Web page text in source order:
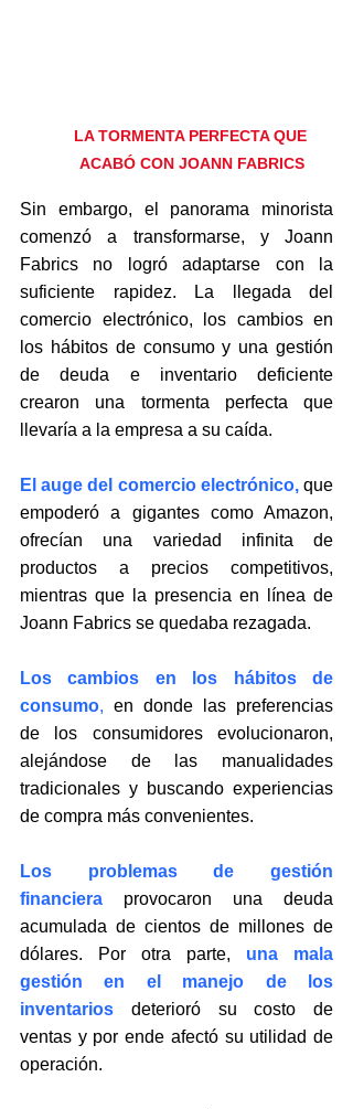
LA TORMENTA PERFECTA QUE
ACABÓ CON JOANN FABRICS
Sin embargo, el panorama minorista
comenzó a transformarse, y Joann
Fabrics no logró adaptarse con la
suficiente rapidez. La llegada del
comercio electrónico, los cambios en
los hábitos de consumo y una gestión
de deuda e inventario deficiente
crearon una tormenta perfecta que
llevaría a la empresa a su caída.
El auge del comercio electrónico, que
empoderó a gigantes como Amazon,
ofrecían una variedad infinita de
productos a precios competitivos,
mientras que la presencia en línea de
Joann Fabrics se quedaba rezagada.
Los cambios en los hábitos de
consumo, en donde las preferencias
de los consumidores evolucionaron,
alejándose de las manualidades
tradicionales y buscando experiencias
de compra más convenientes.
Los problemas de gestión
financiera provocaron una deuda
acumulada de cientos de millones de
dólares. Por otra parte, una mala
gestión en el manejo de los
inventarios deterioró su costo de
ventas y por ende afectó su utilidad de
operación.